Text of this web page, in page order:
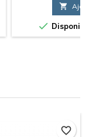


favorite_border